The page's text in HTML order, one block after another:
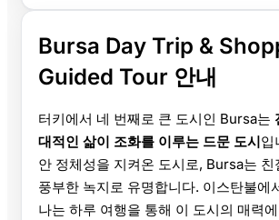
Bursa Day Trip &
Guided Tour 안내
터키에서 네 번째로 큰 도시인 Bursa는
대적인 삶이 조화를 이루는 드문 도시입
안 정체성을 지켜온 도시로, Bursa는
풍부한 녹지로 유명합니다. 이스탄불에
나는 하루 여행을 통해 이 도시의 매력